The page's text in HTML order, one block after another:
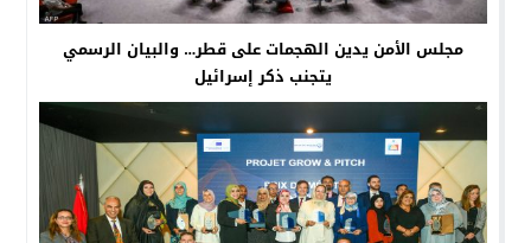
مجلس الأمن يدين الهجمات على قطر… والبيان الرسمي
يتجنب ذكر إسرائيل